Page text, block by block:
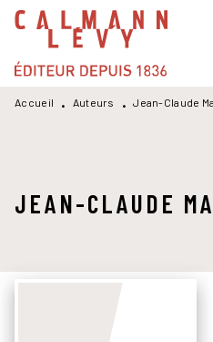
MENU RECHERCHE
PIED DE PAGE
Accueil • Auteurs • Jean-Claude
JEAN-CLAUDE